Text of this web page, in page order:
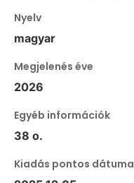
Nyelv
magyar
Megjelenés éve
2026
Egyéb információk
38 o.
Kiadás pontos dátuma